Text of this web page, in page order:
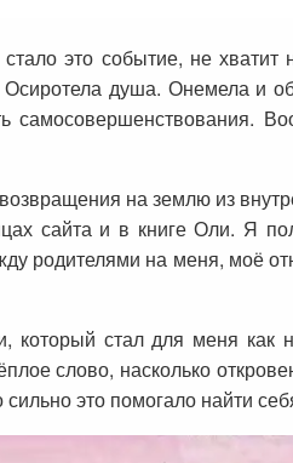
это событие, не
душа. Онемела и
на землю из
сайта и в книге Оли. Я
родителями на меня, моё
стал для меня как
слово, насколько
это помогало найти